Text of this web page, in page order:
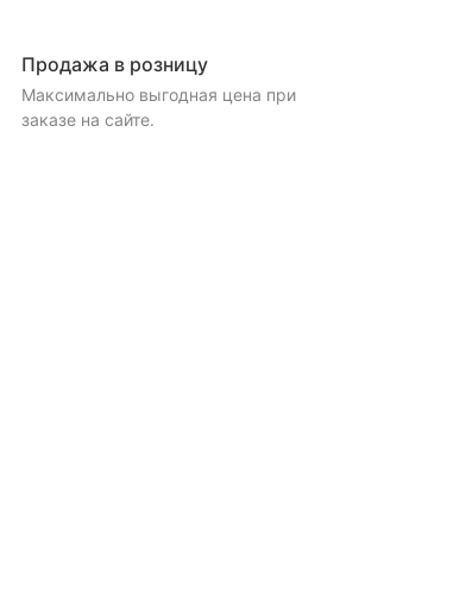
Продажа в розницу
Максимально выгодная цена при
заказе на сайте.